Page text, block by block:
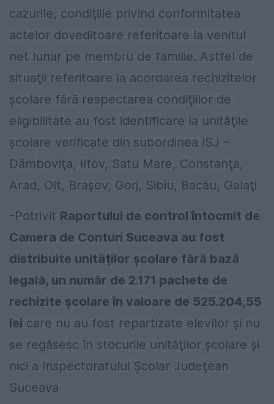
cazurile, condiţiile privind conformitatea
actelor doveditoare referitoare la venitul
net lunar pe membru de familie. Astfel de
situaţii referitoare la acordarea rechizitelor
şcolare fără respectarea condiţiilor de
eligibilitate au fost identificare la unităţile
şcolare verificate din subordinea ISJ –
Dâmboviţa, Ilfov, Satu Mare, Constanţa,
Arad, Olt, Braşov, Gorj, Sibiu, Bacău, Galaţi
-Potrivit Raportului de control întocmit de
Camera de Conturi Suceava au fost
distribuite unităţilor şcolare fără bază
legală, un număr de 2.171 pachete de
rechizite şcolare în valoare de 525.204,55
lei care nu au fost repartizate elevilor şi nu
se regăsesc în stocurile unităţilor şcolare şi
nici a Inspectoratului Şcolar Judeţean
Suceava